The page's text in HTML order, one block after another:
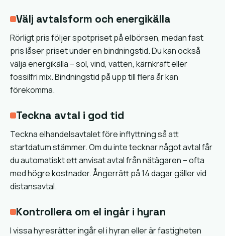
Välj avtalsform och energikälla
Rörligt pris följer spotpriset på elbörsen, medan fast
pris låser priset under en bindningstid. Du kan också
välja energikälla – sol, vind, vatten, kärnkraft eller
fossilfri mix. Bindningstid på upp till flera år kan
förekomma.
Teckna avtal i god tid
Teckna elhandelsavtalet före inflyttning så att
startdatum stämmer. Om du inte tecknar något avtal får
du automatiskt ett anvisat avtal från nätägaren – ofta
med högre kostnader. Ångerrätt på 14 dagar gäller vid
distansavtal.
Kontrollera om el ingår i hyran
I vissa hyresrätter ingår el i hyran eller är fastigheten